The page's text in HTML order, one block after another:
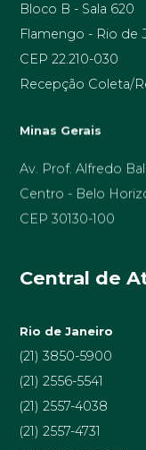
Bloco B - Sala 620
Flamengo - Rio de
CEP 22.210-030
Recepção Coleta/
Minas Gerais
Av. Prof. Alfredo
Centro - Belo
CEP 30130-100
Central de
Rio de Janeiro
(21) 3850-5900
(21) 2556-5541
(21) 2557-4038
(21) 2557-4731